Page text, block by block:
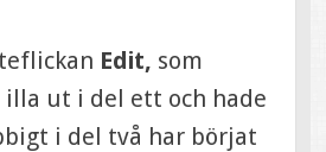
Edit, som
ut i del ett och hade
i del två har börjat